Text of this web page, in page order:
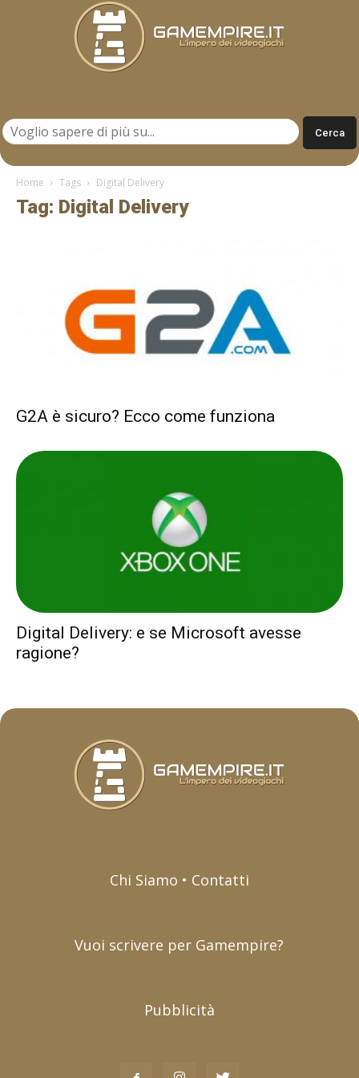
Home Tags Digital Delivery
Tag: Digital Delivery
G2A è sicuro? Ecco come funziona
Digital Delivery: e se Microsoft avesse
ragione?
Chi Siamo • Contatti
Vuoi scrivere per Gamempire?
Pubblicità